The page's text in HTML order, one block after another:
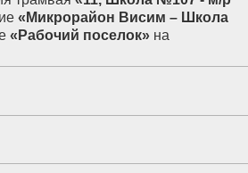
«Микрорайон Висим – Школа
«Рабочий поселок» на